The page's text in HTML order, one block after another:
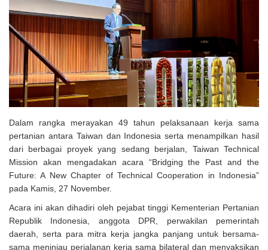
Uji Coba Program NADI JKN
Dalam rangka merayakan 49 tahun pelaksanaan kerja sama
pertanian antara Taiwan dan Indonesia serta menampilkan hasil
dari berbagai proyek yang sedang berjalan, Taiwan Technical
Mission akan mengadakan acara “Bridging the Past and the
Future: A New Chapter of Technical Cooperation in Indonesia”
pada Kamis, 27 November.
Acara ini akan dihadiri oleh pejabat tinggi Kementerian Pertanian
Republik Indonesia, anggota DPR, perwakilan pemerintah
daerah, serta para mitra kerja jangka panjang untuk bersama-
sama meninjau perjalanan kerja sama bilateral dan menyaksikan